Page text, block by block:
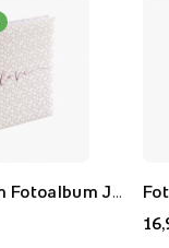
Fotoalbum Fotoalbum Jumbo Romance 80 fotiek, 30x30 cm